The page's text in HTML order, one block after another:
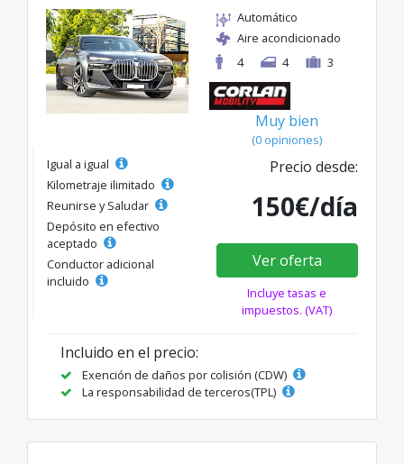
Automático
Aire acondicionado
4
4 3
Muy bien
(0 opiniones)
Igual a igual
Kilometraje ilimitado
Reunirse y Saludar
Depósito en efectivo
aceptado
Conductor adicional
incluido
Precio desde:
150€/día
Ver oferta
Incluye tasas e
impuestos. (VAT)
Incluido en el precio:
Exención de daños por colisión (CDW)
La responsabilidad de terceros(TPL)